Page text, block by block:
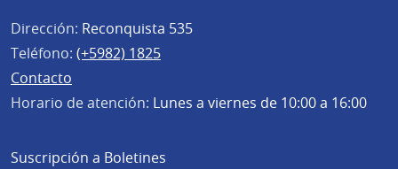
Dirección: Reconquista 535
Teléfono: (+5982) 1825
Contacto
Horario de atención: Lunes a viernes de 10:00 a 16:00
Suscripción a Boletines